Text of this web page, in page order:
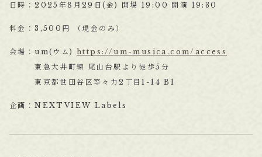
日時：2025年8月29日(金) 開場 19:00 開演 19:30
料金：3,500円 （現金のみ）
会場：um(ウム) https://um-musica.com/access
東急大井町線 尾山台駅より徒歩5分
東京都世田谷区等々力2丁目1-14 B1
企画：NEXTVIEW Labels